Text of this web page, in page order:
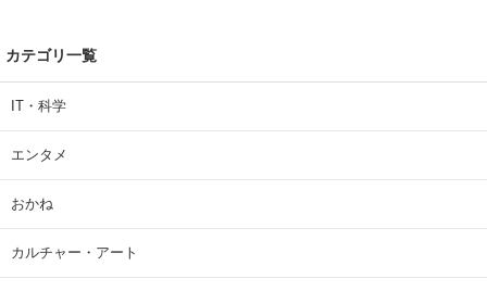
カテゴリ一覧
IT・科学
エンタメ
おかね
カルチャー・アート